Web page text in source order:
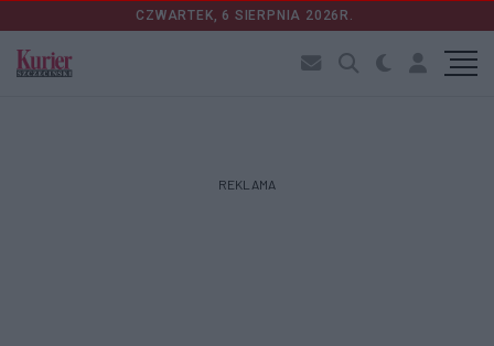
CZWARTEK, 6 SIERPNIA 2026R.
REKLAMA